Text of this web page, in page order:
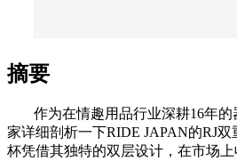
摘要
作为在情趣用品行业深耕16年
家详细剖析一下RIDE JAPAN的RJ
杯凭借其独特的双层设计，在市场上